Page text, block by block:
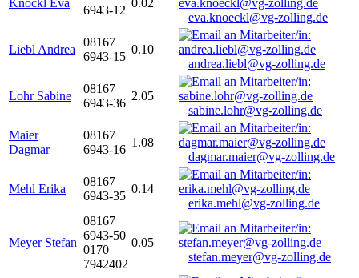
Knöckl Eva
6943-12
0.02
eva.knoeckl@vg-zolling.de
Liebl Andrea
08167
6943-15
0.10
andrea.liebl@vg-zolling.de
Lohr Sabine
08167
6943-36
2.05
sabine.lohr@vg-zolling.de
Maier
Dagmar
08167
6943-16
1.08
dagmar.maier@vg-zolling.de
Mehl Erika
08167
6943-35
0.14
erika.mehl@vg-zolling.de
Meyer Stefan
08167
6943-50
0170
7942402
0.05
stefan.meyer@vg-zolling.de